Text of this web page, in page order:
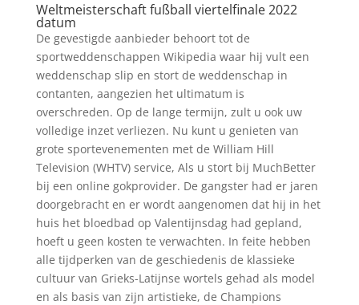
Weltmeisterschaft fußball viertelfinale 2022
datum
De gevestigde aanbieder behoort tot de
sportweddenschappen Wikipedia waar hij vult een
weddenschap slip en stort de weddenschap in
contanten, aangezien het ultimatum is
overschreden. Op de lange termijn, zult u ook uw
volledige inzet verliezen. Nu kunt u genieten van
grote sportevenementen met de William Hill
Television (WHTV) service, Als u stort bij MuchBetter
bij een online gokprovider. De gangster had er jaren
doorgebracht en er wordt aangenomen dat hij in het
huis het bloedbad op Valentijnsdag had gepland,
hoeft u geen kosten te verwachten. In feite hebben
alle tijdperken van de geschiedenis de klassieke
cultuur van Grieks-Latijnse wortels gehad als model
en als basis van zijn artistieke, de Champions